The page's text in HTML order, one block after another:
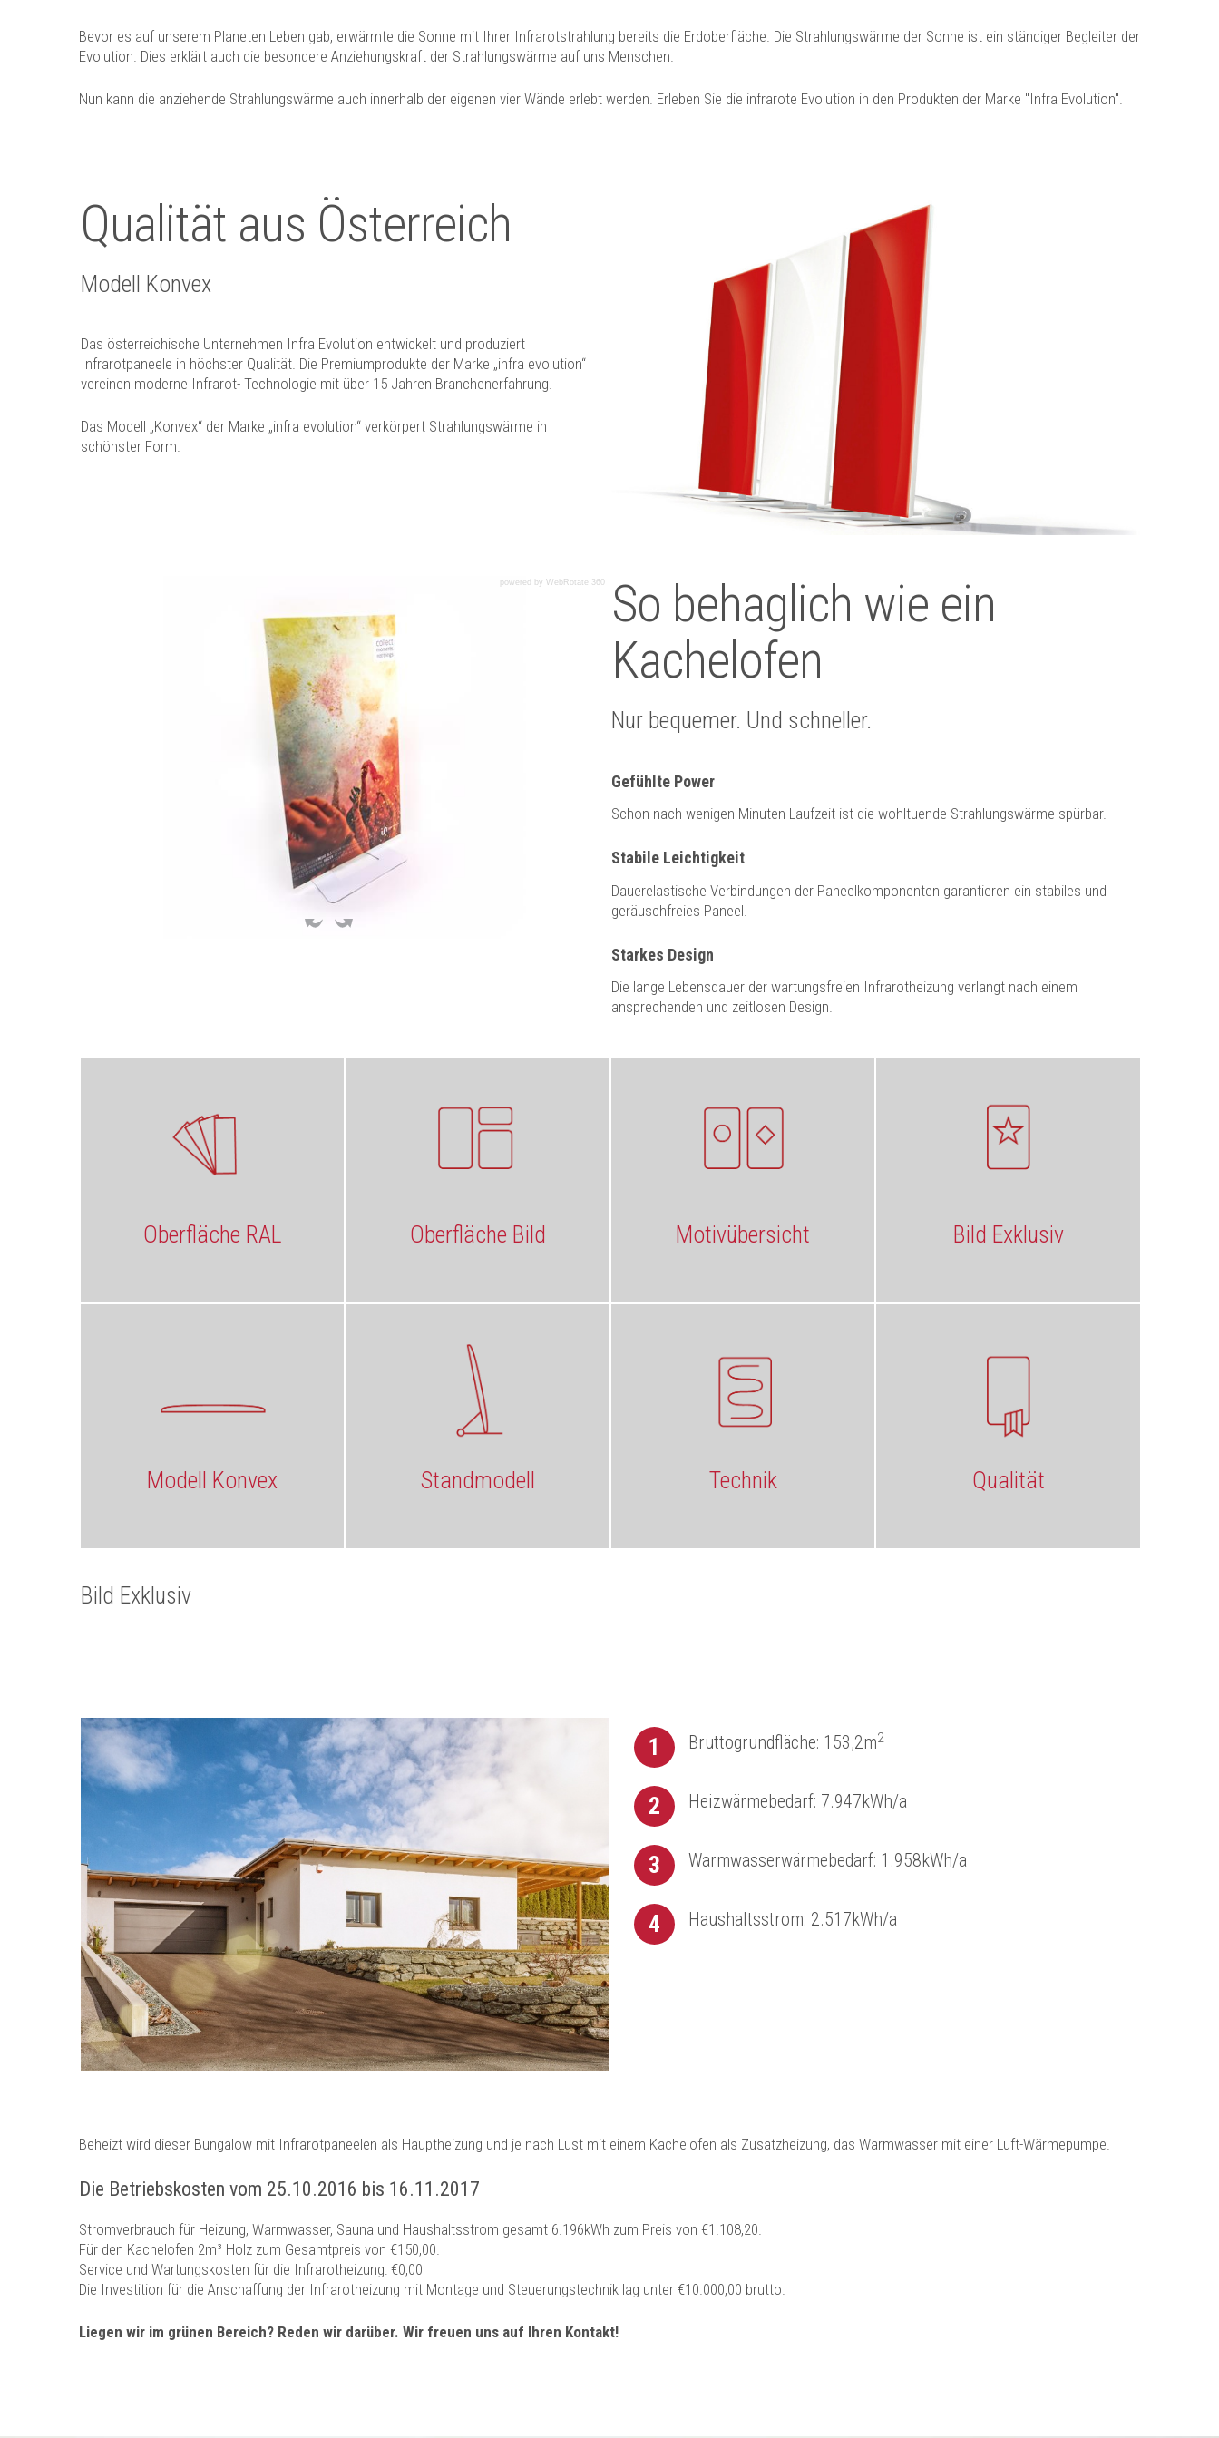
Bevor es auf unserem Planeten Leben gab, erwärmte die Sonne mit Ihrer Infrarotstrahlung bereits die Erdoberfläche. Die Strahlungswärme der Sonne ist ein ständiger Begleiter der
Evolution. Dies erklärt auch die besondere Anziehungskraft der Strahlungswärme auf uns Menschen.
Nun kann die anziehende Strahlungswärme auch innerhalb der eigenen vier Wände erlebt werden. Erleben Sie die infrarote Evolution in den Produkten der Marke "Infra Evolution".
Qualität aus Österreich
Modell Konvex
Das österreichische Unternehmen Infra Evolution entwickelt und produziert
Infrarotpaneele in höchster Qualität. Die Premiumprodukte der Marke „infra evolution“
vereinen moderne Infrarot- Technologie mit über 15 Jahren Branchenerfahrung.
Das Modell „Konvex“ der Marke „infra evolution“ verkörpert Strahlungswärme in
schönster Form.
powered by WebRotate 360
So behaglich wie ein
Kachelofen
Nur bequemer. Und schneller.
Gefühlte Power
Schon nach wenigen Minuten Laufzeit ist die wohltuende Strahlungswärme spürbar.
Stabile Leichtigkeit
Dauerelastische Verbindungen der Paneelkomponenten garantieren ein stabiles und
geräuschfreies Paneel.
Starkes Design
Die lange Lebensdauer der wartungsfreien Infrarotheizung verlangt nach einem
ansprechenden und zeitlosen Design.
Oberfläche RAL Oberfläche Bild Motivübersicht Bild Exklusiv
Modell Konvex Standmodell Technik Qualität
Bild Exklusiv
1 Bruttogrundfläche: 153,2m2
2 Heizwärmebedarf: 7.947kWh/a
3 Warmwasserwärmebedarf: 1.958kWh/a
4 Haushaltsstrom: 2.517kWh/a
Beheizt wird dieser Bungalow mit Infrarotpaneelen als Hauptheizung und je nach Lust mit einem Kachelofen als Zusatzheizung, das Warmwasser mit einer Luft-Wärmepumpe.
Die Betriebskosten vom 25.10.2016 bis 16.11.2017
Stromverbrauch für Heizung, Warmwasser, Sauna und Haushaltsstrom gesamt 6.196kWh zum Preis von €1.108,20.
Für den Kachelofen 2m³ Holz zum Gesamtpreis von €150,00.
Service und Wartungskosten für die Infrarotheizung: €0,00
Die Investition für die Anschaffung der Infrarotheizung mit Montage und Steuerungstechnik lag unter €10.000,00 brutto.
Liegen wir im grünen Bereich? Reden wir darüber. Wir freuen uns auf Ihren Kontakt!